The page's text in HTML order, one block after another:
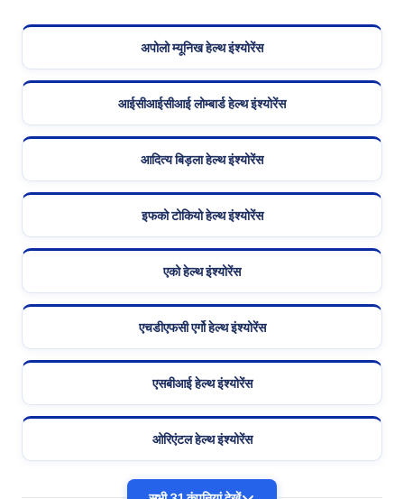
अपोलो म्यूनिख हेल्थ इंश्योरेंस
आईसीआईसीआई लोम्बार्ड हेल्थ इंश्योरेंस
आदित्य बिड़ला हेल्थ इंश्योरेंस
इफको टोकियो हेल्थ इंश्योरेंस
एको हेल्थ इंश्योरेंस
एचडीएफसी एर्गो हेल्थ इंश्योरेंस
एसबीआई हेल्थ इंश्योरेंस
ओरिएंटल हेल्थ इंश्योरेंस